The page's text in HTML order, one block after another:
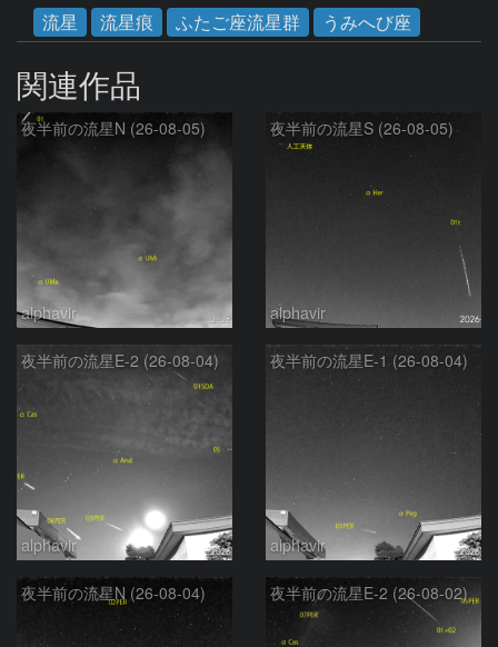
流星
流星痕 ふたご座流星群 うみへび座
関連作品
夜半前の流星N (26-08-05)
alphavir
夜半前の流星S (26-08-05)
alphavir
夜半前の流星E-2 (26-08-04)
alphavir
夜半前の流星E-1 (26-08-04)
alphavir
夜半前の流星N (26-08-04) 夜半前の流星E-2 (26-08-02)